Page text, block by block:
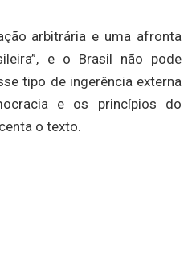
arbitrária e uma afronta
e o Brasil não pode
tipo de ingerência externa
e os princípios do
o texto.